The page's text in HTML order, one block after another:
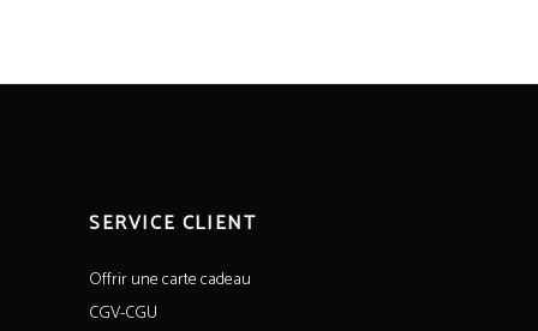
SERVICE CLIENT
Offrir une carte cadeau
CGV-CGU